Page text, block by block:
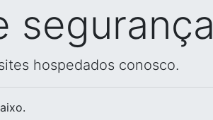
segurança
hospedados conosco.